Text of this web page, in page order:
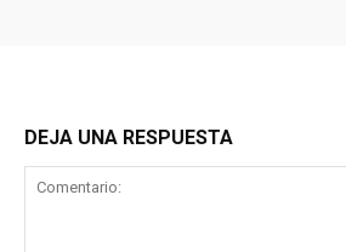
DEJA UNA RESPUESTA